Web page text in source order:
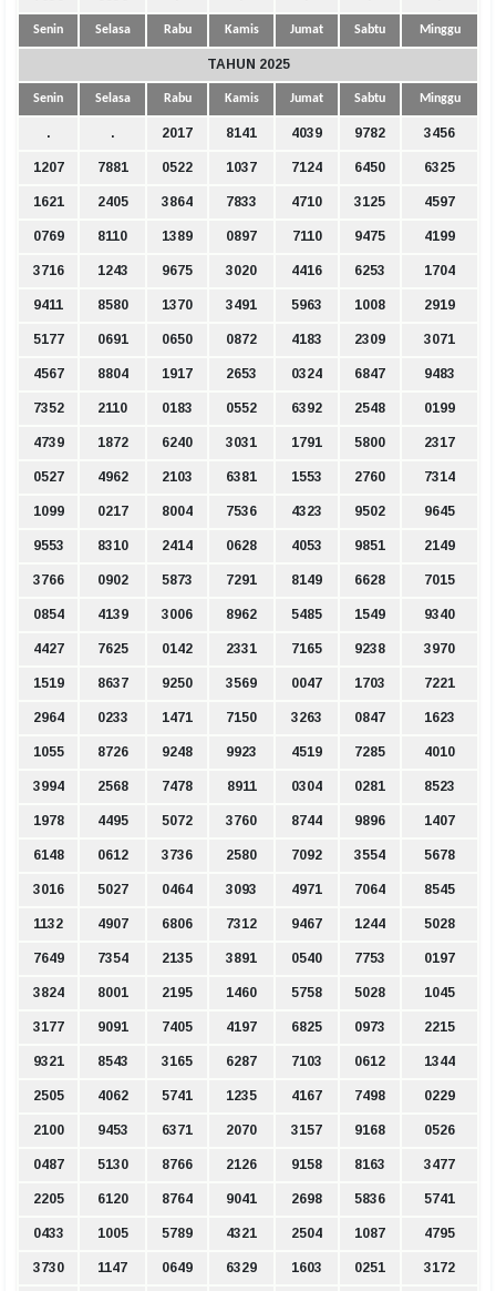
Senin Selasa Rabu Kamis Jumat Sabtu Minggu
TAHUN 2025
Senin Selasa Rabu Kamis Jumat Sabtu Minggu
. . 2017 8141 4039 9782 3456
1207 7881 0522 1037 7124 6450 6325
1621 2405 3864 7833 4710 3125 4597
0769 8110 1389 0897 7110 9475 4199
3716 1243 9675 3020 4416 6253 1704
9411 8580 1370 3491 5963 1008 2919
5177 0691 0650 0872 4183 2309 3071
4567 8804 1917 2653 0324 6847 9483
7352 2110 0183 0552 6392 2548 0199
4739 1872 6240 3031 1791 5800 2317
0527 4962 2103 6381 1553 2760 7314
1099 0217 8004 7536 4323 9502 9645
9553 8310 2414 0628 4053 9851 2149
3766 0902 5873 7291 8149 6628 7015
0854 4139 3006 8962 5485 1549 9340
4427 7625 0142 2331 7165 9238 3970
1519 8637 9250 3569 0047 1703 7221
2964 0233 1471 7150 3263 0847 1623
1055 8726 9248 9923 4519 7285 4010
3994 2568 7478 8911 0304 0281 8523
1978 4495 5072 3760 8744 9896 1407
6148 0612 3736 2580 7092 3554 5678
3016 5027 0464 3093 4971 7064 8545
1132 4907 6806 7312 9467 1244 5028
7649 7354 2135 3891 0540 7753 0197
3824 8001 2195 1460 5758 5028 1045
3177 9091 7405 4197 6825 0973 2215
9321 8543 3165 6287 7103 0612 1344
2505 4062 5741 1235 4167 7498 0229
2100 9453 6371 2070 3157 9168 0526
0487 5130 8766 2126 9158 8163 3477
2205 6120 8764 9041 2698 5836 5741
0433 1005 5789 4321 2504 1087 4795
3730 1147 0649 6329 1603 0251 3172